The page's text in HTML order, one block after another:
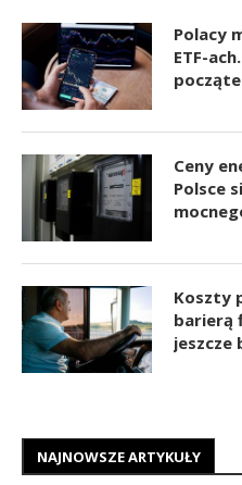
Polacy
ETF-
Ceny
Polsce
Koszty
barierą
jeszcze
NAJNOWSZE ARTYKUŁY